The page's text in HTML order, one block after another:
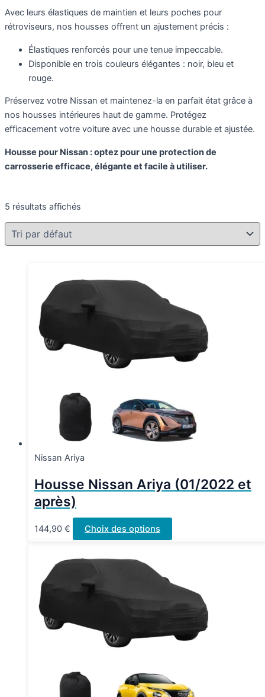
Avec leurs élastiques de maintien et leurs poches pour
rétroviseurs, nos housses offrent un ajustement précis :
Élastiques renforcés pour une tenue impeccable.
Disponible en trois couleurs élégantes : noir, bleu et
rouge.
Préservez votre Nissan et maintenez-la en parfait état grâce à
nos housses intérieures haut de gamme. Protégez
efficacement votre voiture avec une housse durable et ajustée.
Housse pour Nissan : optez pour une protection de
carrosserie efficace, élégante et facile à utiliser.
5 résultats affichés
Nissan Ariya
Housse Nissan Ariya (01/2022 et
après)
144,90 € Choix des options
produit
variations.
peuvent
être
la